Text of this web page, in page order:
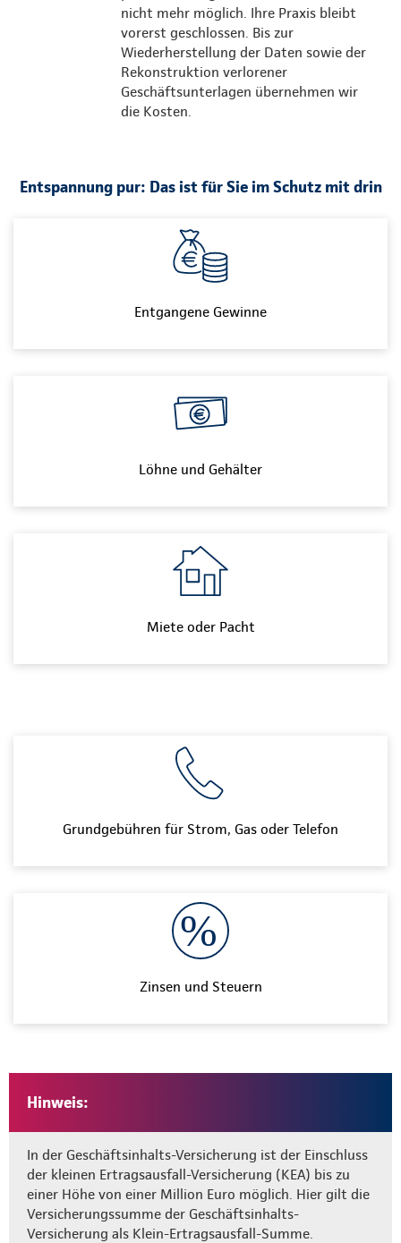
nicht mehr möglich. Ihre Praxis bleibt
vorerst geschlossen. Bis zur
Wiederherstellung der Daten sowie der
Rekonstruktion verlorener
Geschäftsunterlagen übernehmen wir
die Kosten.
Entspannung pur: Das ist für Sie im Schutz mit drin
Entgangene Gewinne
Löhne und Gehälter
Miete oder Pacht
Grundgebühren für Strom, Gas oder Telefon
Zinsen und Steuern
Hinweis:
In der Geschäftsinhalts-Versicherung ist der Einschluss
der kleinen Ertragsausfall-Versicherung (KEA) bis zu
einer Höhe von einer Million Euro möglich. Hier gilt die
Versicherungssumme der Geschäftsinhalts-
Versicherung als Klein-Ertragsausfall-Summe.